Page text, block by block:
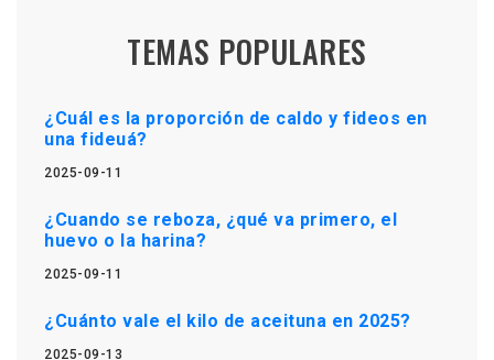
TEMAS POPULARES
¿Cuál es la proporción de caldo y fideos en
una fideuá?
2025-09-11
¿Cuando se reboza, ¿qué va primero, el
huevo o la harina?
2025-09-11
¿Cuánto vale el kilo de aceituna en 2025?
2025-09-13